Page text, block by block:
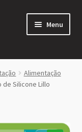
Menu
Alimentação
de Silicone Lillo